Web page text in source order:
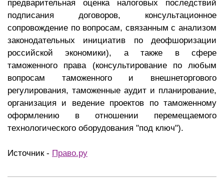
предварительная оценка налоговых последствий
подписания договоров, консультационное
сопровождение по вопросам, связанным с анализом
законодательных инициатив по деофшоризации
российской экономики), а также в сфере
таможенного права (консультирование по любым
вопросам таможенного и внешнеторгового
регулирования, таможенные аудит и планирование,
организация и ведение проектов по таможенному
оформлению в отношении перемещаемого
технологического оборудования "под ключ").
Источник - Право.ру